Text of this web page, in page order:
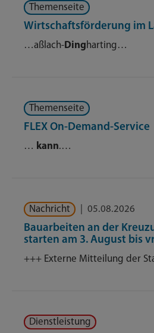
Themenseite
Wirtschaftsförderung im
…aßlach-Ding harting…
Themenseite
FLEX On-Demand-Service
… kann.…
Nachricht 05.08.2026
Bauarbeiten an der
starten am 3. August bis
+++ Externe Mitteilung der
Dienstleistung